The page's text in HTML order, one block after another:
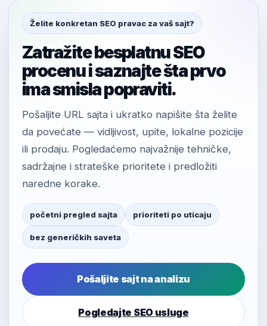
Želite konkretan SEO pravac za vaš sajt?
Zatražite besplatnu SEO
procenu i saznajte šta prvo
ima smisla popraviti.
Pošaljite URL sajta i ukratko napišite šta želite
da povećate — vidljivost, upite, lokalne pozicije
ili prodaju. Pogledaćemo najvažnije tehničke,
sadržajne i strateške prioritete i predložiti
naredne korake.
početni pregled sajta prioriteti po uticaju
bez generičkih saveta
Pošaljite sajt na analizu
Pogledajte SEO usluge